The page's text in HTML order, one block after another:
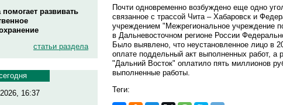
помогает развивать
статьи раздела
16:37
Почти одновременно возбуждено еще одно
связанное с трассой Чита – Хабаровск и
учреждением "Межрегиональное учреждение
в Дальневосточном регионе России
Было выявлено, что неустановленное лицо в
оплате поддельный акт выполненных работ, а
"Дальний Восток" оплатило пять миллионов
выполненные работы.
Теги: